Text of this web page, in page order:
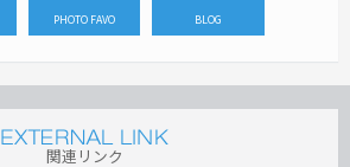
PHOTO FAVO BLOG
関連リンク